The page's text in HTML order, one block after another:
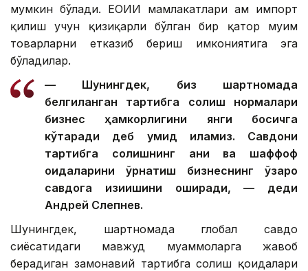
мумкин бўлади. ЕОИИ мамлакатлари ҳам импорт
қилиш учун қизиқарли бўлган бир қатор муҳим
товарларни етказиб бериш имкониятига эга
бўладилар.
— Шунингдек, биз шартномада
белгиланган тартибга солиш нормалари
бизнес ҳамкорлигини янги босқичга
кўтаради деб умид қиламиз. Савдони
тартибга солишнинг аниқ ва шаффоф
қоидаларини ўрнатиш бизнеснинг ўзаро
савдога қизиқишини оширади, — деди
Андрей Слепнев.
Шунингдек, шартномада глобал савдо
сиёсатидаги мавжуд муаммоларга жавоб
берадиган замонавий тартибга солиш қоидалари